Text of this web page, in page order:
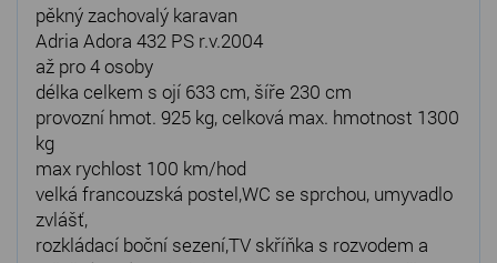
pěkný zachovalý karavan
Adria Adora 432 PS r.v.2004
až pro 4 osoby
délka celkem s ojí 633 cm, šíře 230 cm
provozní hmot. 925 kg, celková max. hmotnost 1300
kg
max rychlost 100 km/hod
velká francouzská postel,WC se sprchou, umyvadlo
zvlášť,
rozkládací boční sezení,TV skříňka s rozvodem a